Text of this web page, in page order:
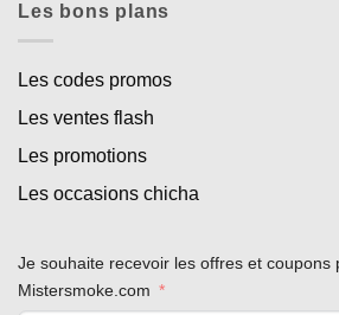
Les bons plans
Les codes promos
Les ventes flash
Les promotions
Les occasions chicha
Je souhaite recevoir les offres et coupons
Mistersmoke.com